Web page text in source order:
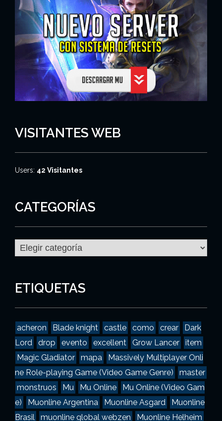
VISITANTES WEB
Users: 42 Visitantes
CATEGORÍAS
g
o
a
s
ETIQUETAS
acheron Blade knight castle como crear
Dark
Lord
drop evento excellent Grow Lancer
item
Magic Gladiator
mapa
Massively Multiplayer Onli
ne Role-playing Game (Video Game Genre)
master
monstruos
Mu Mu Online
Mu Online (Video Gam
e)
Muonline Argentina Muonline Asgard
Muonline
Brasil
muonline global webzen Muonline Helheim